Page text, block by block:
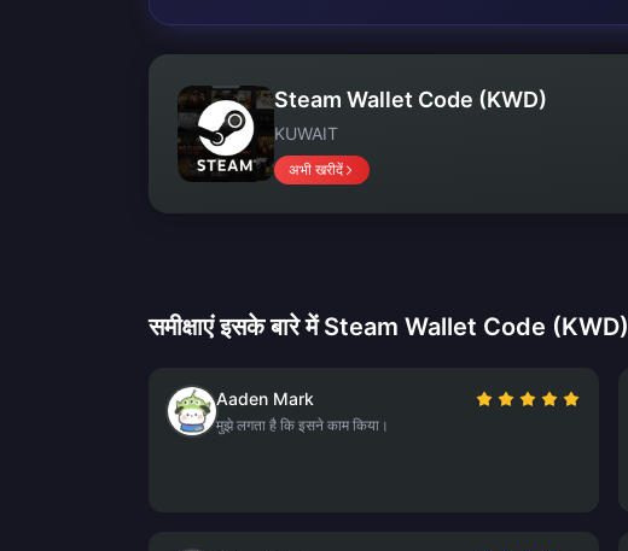
Steam Wallet Code (KWD)
KUWAIT
अभी खरीदें
समीक्षाएं इसके बारे में Steam Wallet Code (KWD)
Aaden Mark
मुझे लगता है कि इसने काम किया।